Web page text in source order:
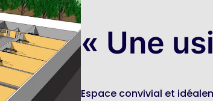
« Une
Espace convivial et